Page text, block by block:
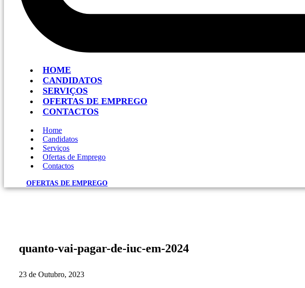
HOME
CANDIDATOS
SERVIÇOS
OFERTAS DE EMPREGO
CONTACTOS
Home
Candidatos
Serviços
Ofertas de Emprego
Contactos
OFERTAS DE EMPREGO
quanto-vai-pagar-de-iuc-em-2024
23 de Outubro, 2023